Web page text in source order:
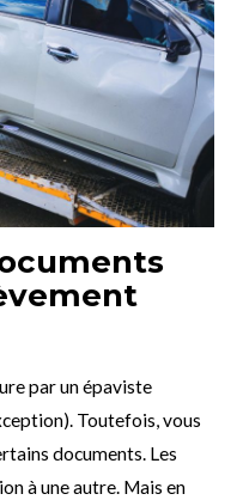
par un épaviste
Toutefois, vous
documents. Les
à une autre. Mais en